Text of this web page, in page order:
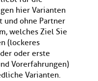
hier Varianten
und ohne Partner
welches Ziel Sie
(lockeres
oder erste
Vorerfahrungen)
Varianten.